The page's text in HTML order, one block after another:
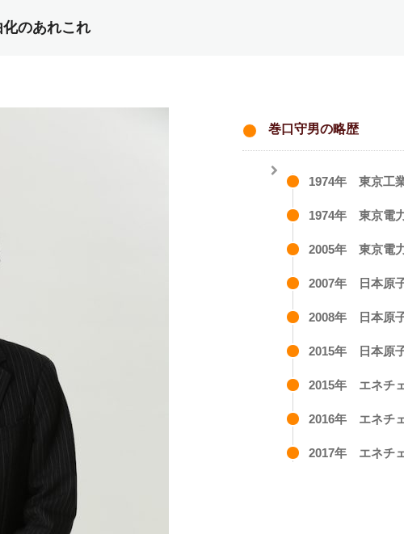
のあれこれ
巻口守男の略歴
1974年 東京工
1974年 東京電
2005年 東京電
2007年 日本原
2008年 日本原
2015年 日本原
2015年 エネチ
2016年 エネチ
2017年 エネチ